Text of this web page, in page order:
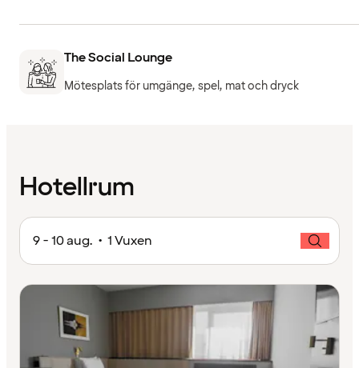
The Social Lounge
Mötesplats för umgänge, spel, mat och dryck
Hotellrum
9 - 10 aug. • 1 Vuxen